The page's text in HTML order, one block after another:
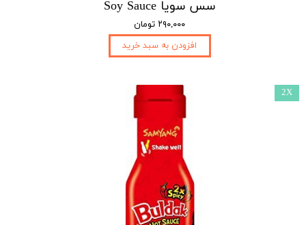
سس سویا Soy Sauce
۲۹۰,۰۰۰ تومان
افزودن به سبد خرید
2X